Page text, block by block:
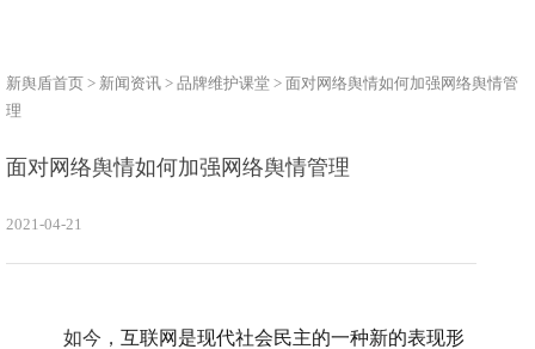
新舆盾首页 > 新闻资讯 > 品牌维护课堂 > 面对网络舆情如何加强网络舆情管
理
面对网络舆情如何加强网络舆情管理
2021-04-21
如今， 互联网是现代社会民主的一种新的表现形